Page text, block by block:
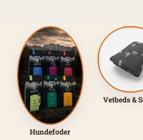
Hundefoder
Vetbeds &